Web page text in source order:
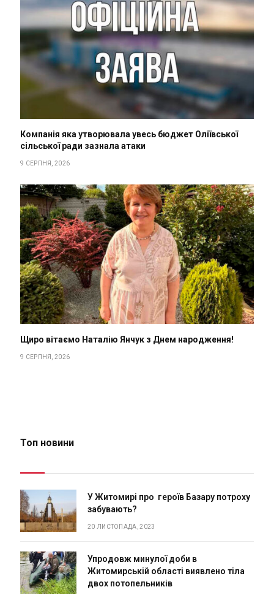
Компанія яка утворювала увесь бюджет Оліївської
сільської ради зазнала атаки
9 СЕРПНЯ, 2026
Щиро вітаємо Наталію Янчук з Днем народження!
9 СЕРПНЯ, 2026
Топ новини
У Житомирі про героїв Базару потроху
забувають?
20 ЛИСТОПАДА, 2023
Упродовж минулої доби в
Житомирській області виявлено тіла
двох потопельників